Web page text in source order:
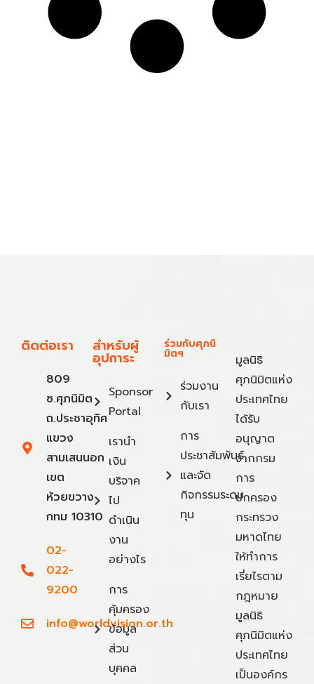
ติดต่อเรา
809
ซ.ศุภนิมิต
ถ.ประชาอุทิศ
แขวง
สามเสนนอก
เขต
ห้วยขวาง
กทม 10310
02-
022-
9200
info@worldvision.or.th
สำหรับผู้
อุปการะ
Sponsor
Portal
เรานำ
เงิน
บริจาค
ไป
ดำเนิน
งาน
อย่างไร
การ
คุ้มครอง
ข้อมูล
ส่วน
บุคคล
ร่วมกับศุภนิ
มิตฯ
ร่วมงาน
กับเรา
การ
ประชาสัมพันธ์
และจัด
กิจกรรมระดม
ทุน
มูลนิธิ
ศุภนิมิตแห่ง
ประเทศไทย
ได้รับ
อนุญาต
จากกรม
การ
ปกครอง
กระทรวง
มหาดไทย
ให้ทำการ
เรี่ยไรตาม
กฎหมาย
มูลนิธิ
ศุภนิมิตแห่ง
ประเทศไทย
เป็นองค์กร